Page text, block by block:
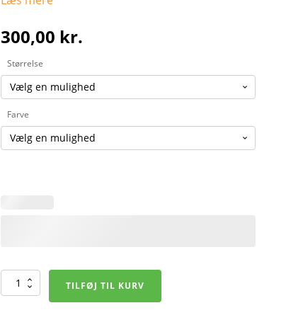
300,00 kr.
Størrelse
Farve
Klubdragt
Squad
TILFØJ TIL KURV